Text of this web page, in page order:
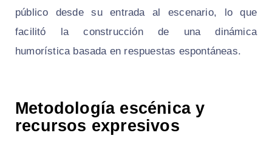
público desde su entrada al escenario, lo que
facilitó la construcción de una dinámica
humorística basada en respuestas espontáneas.
Metodología escénica y
recursos expresivos